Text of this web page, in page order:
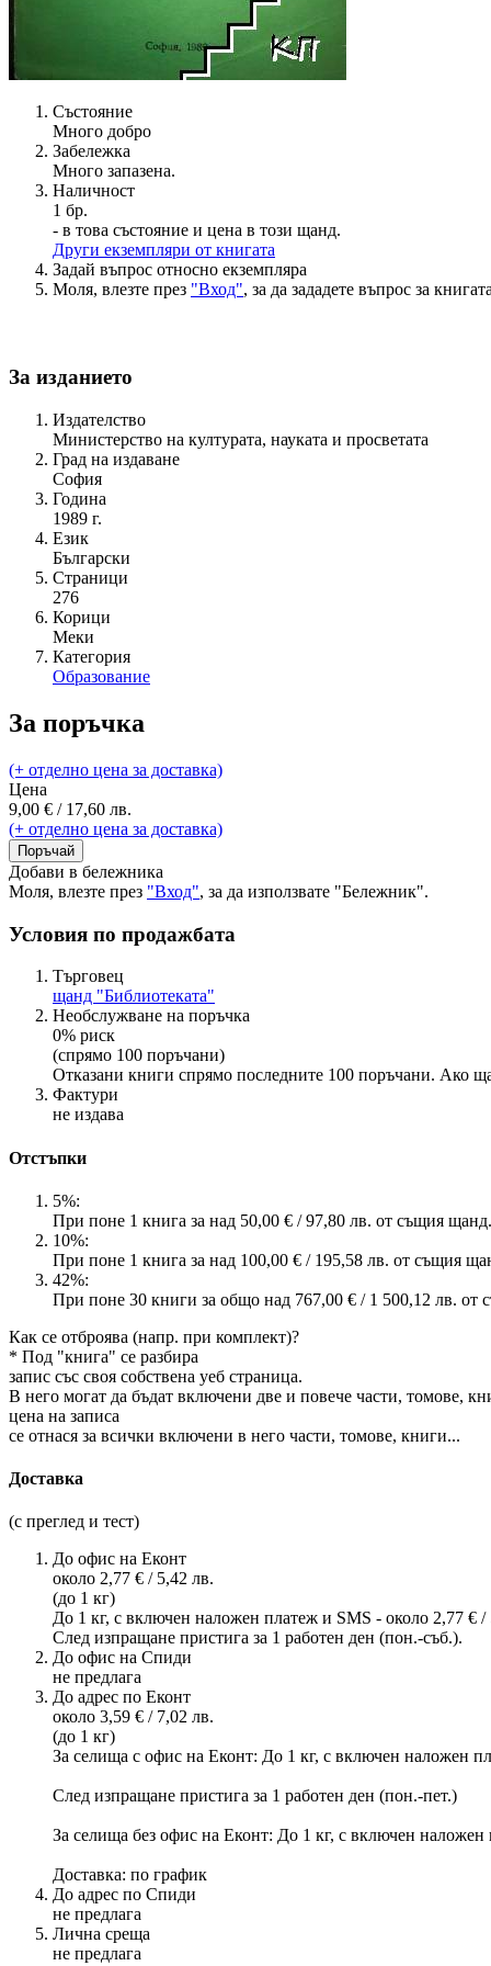
Състояние
Много добро
Забележка
Много запазена.
Наличност
1 бр.
- в това състояние и цена в този щанд.
Други екземпляри от книгата
Задай въпрос относно екземпляра
Моля, влезте през "Вход", за да зададете въпрос за
За изданието
Издателство
Министерство на културата, науката и просветата
Град на издаване
София
Година
1989 г.
Език
Български
Страници
276
Корици
Меки
Категория
Образование
За поръчка
(+ отделно цена за доставка)
Цена
9,00 € / 17,60 лв.
(+ отделно цена за доставка)
Поръчай
Добави в бележника
Моля, влезте през "Вход", за да използвате "Бележник".
Условия по продажбата
Търговец
щанд "Библиотеката"
Необслужване на поръчка
0% риск
(спрямо 100 поръчани)
Отказани книги спрямо последните 100 поръчани. Ако
Фактури
не издава
Отстъпки
5%:
При поне 1 книга за над 50,00 € / 97,80 лв. от същия щанд.
10%:
При поне 1 книга за над 100,00 € / 195,58 лв. от същия
42%:
При поне 30 книги за общо над 767,00 € / 1 500,12 лв. от
Как се отброява (напр. при комплект)?
* Под "книга" се разбира
запис със своя собствена уеб страница.
В него могат да бъдат включени две и повече части, томове,
цена на записа
се отнася за всички включени в него части, томове, книги...
Доставка
(с преглед и тест)
До офис на Еконт
около 2,77 € / 5,42 лв.
(до 1 кг)
До 1 кг, с включен наложен платеж и SMS - около 2,77 €
След изпращане пристига за 1 работен ден (пон.-съб.).
До офис на Спиди
не предлага
До адрес по Еконт
около 3,59 € / 7,02 лв.
(до 1 кг)
За селища с офис на Еконт: До 1 кг, с включен наложен
След изпращане пристига за 1 работен ден (пон.-пет.)
За селища без офис на Еконт: До 1 кг, с включен
Доставка: по график
До адрес по Спиди
не предлага
Лична среща
не предлага